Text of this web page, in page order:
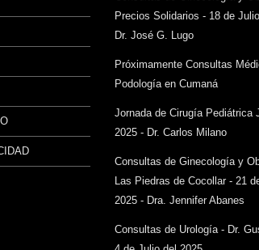
Precios Solidarios - 18 de
Dr. José G. Lugo
Próximamente Consultas
Podología en Cumaná
Jornada de Cirugía Pediátrica
2025 - Dr. Carlos Milano
Consultas de Ginecología y
Las Piedras de Cocollar - 21
2025 - Dra. Jennifer Abanes
Consultas de Urología - Dr.